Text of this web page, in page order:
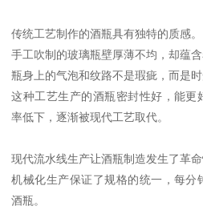
传统工艺制作的酒瓶具有独特的质感。
手工吹制的玻璃瓶壁厚薄不均，却蕴含
瓶身上的气泡和纹路不是瑕疵，而是时
这种工艺生产的酒瓶密封性好，能更
率低下，逐渐被现代工艺取代。
现代流水线生产让酒瓶制造发生了革命
机械化生产保证了规格的统一，每分
酒瓶。